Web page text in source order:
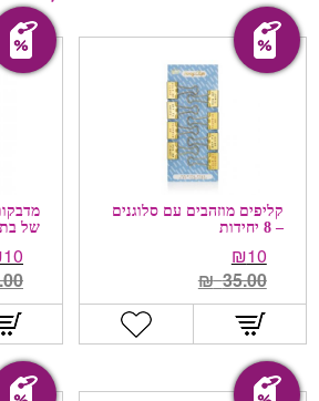
מבצע!
של
10
מבצע!
קליפים מוזהבים עם סלוגנים
– 8 יחידות
10
₪
35.00
₪
מבצע! מבצע!